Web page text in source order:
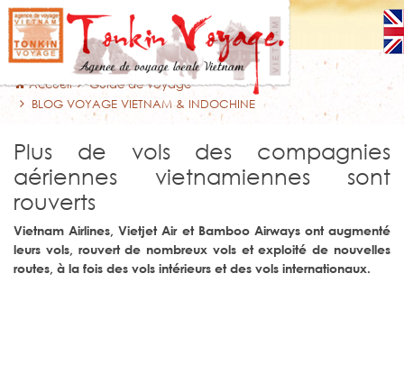
Accueil
Guide de voyage
BLOG VOYAGE VIETNAM & INDOCHINE
Plus de vols des compagnies
aériennes vietnamiennes sont
rouverts
Vietnam Airlines, Vietjet Air et Bamboo Airways ont augmenté
leurs vols, rouvert de nombreux vols et exploité de nouvelles
routes, à la fois des vols intérieurs et des vols internationaux.